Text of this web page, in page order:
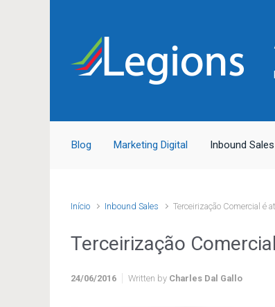
Blog Marketing Digital Inbound Sales
Início Inbound Sales Terceirização Comercial é
Terceirização
24/06/2016 Written by Charles Dal Gallo